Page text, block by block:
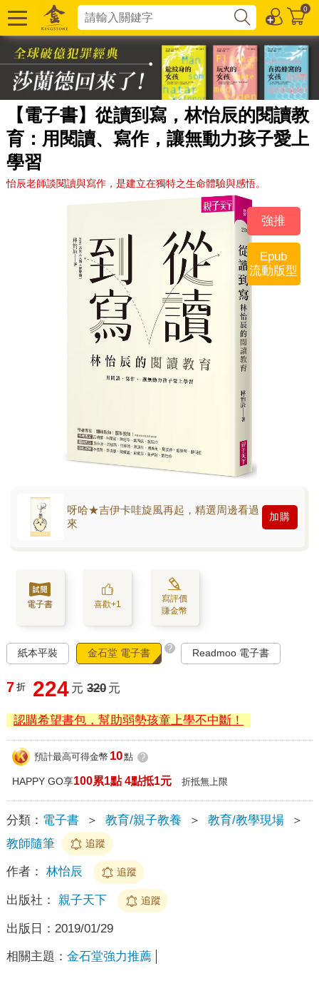
0
【電子書】從讀到寫，林怡辰的閱讀教
育：用閱讀、寫作，讓無動力孩子愛上
學習
怡辰老師談閱讀與寫作，是建立在獨特之生命體驗與感悟。
強推
Epub
流動版型
呀哈★吉伊卡哇旋風再起，精選周邊看過
來
加購
電子書 喜歡+1
寫評價
賺金幣
紙本平裝 金石堂 電子書 ? Readmoo 電子書
7 折 224 元 320 元
認購希望書包，幫助弱勢孩童上學不中斷！
預計最高可得金幣 10點 ?
HAPPY GO享100累1點 4點抵1元 折抵無上限
分類： 電子書 ＞ 教育/親子教養 ＞ 教育/教學現場
＞
教師隨筆
追蹤
作者： 林怡辰 追蹤
出版社： 親子天下 追蹤
出版日： 2019/01/29
相關主題： 金石堂強力推薦